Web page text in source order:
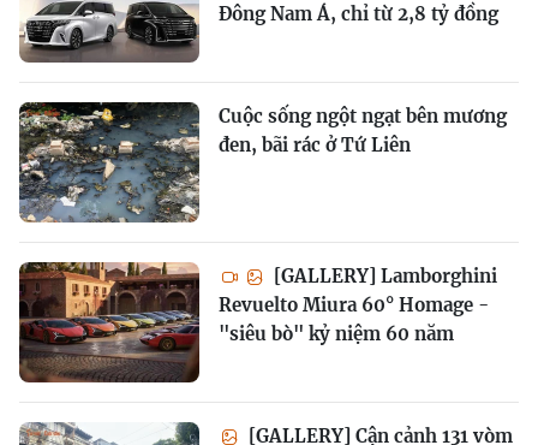
Đông Nam Á, chỉ từ 2,8 tỷ đồng
Cuộc sống ngột ngạt bên mương
đen, bãi rác ở Tứ Liên
[GALLERY] Lamborghini
Revuelto Miura 60° Homage -
"siêu bò" kỷ niệm 60 năm
[GALLERY] Cận cảnh 131 vòm